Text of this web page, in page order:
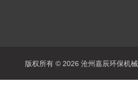
版权所有 © 2026 沧州嘉辰环保